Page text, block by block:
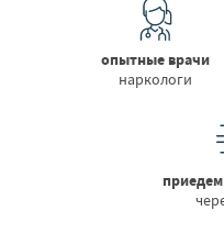
опытные врачи
наркологи